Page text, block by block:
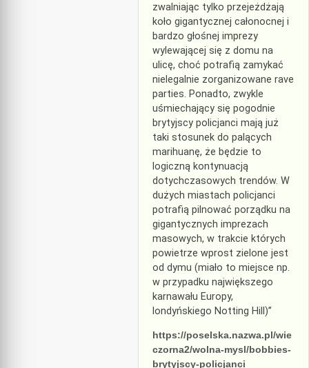
zwalniając tylko przejeżdżają
koło gigantycznej całonocnej i
bardzo głośnej imprezy
wylewającej się z domu na
ulicę, choć potrafią zamykać
nielegalnie zorganizowane rave
parties. Ponadto, zwykle
uśmiechający się pogodnie
brytyjscy policjanci mają już
taki stosunek do palących
marihuanę, że będzie to
logiczną kontynuacją
dotychczasowych trendów. W
dużych miastach policjanci
potrafią pilnować porządku na
gigantycznych imprezach
masowych, w trakcie których
powietrze wprost zielone jest
od dymu (miało to miejsce np.
w przypadku największego
karnawału Europy,
londyńskiego Notting Hill)”
https://poselska.nazwa.pl/wie
czorna2/wolna-mysl/bobbies-
brytyjscy-policjanci